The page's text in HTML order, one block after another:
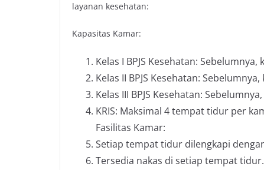
layanan kesehatan:
Kapasitas Kamar:
Kelas I BPJS Kesehatan:
Kelas II BPJS Kesehatan:
Kelas III BPJS Kesehatan:
KRIS: Maksimal 4 tempat tidur per
Fasilitas Kamar:
Setiap tempat tidur dilengkapi
Tersedia nakas di setiap tempat tidur.